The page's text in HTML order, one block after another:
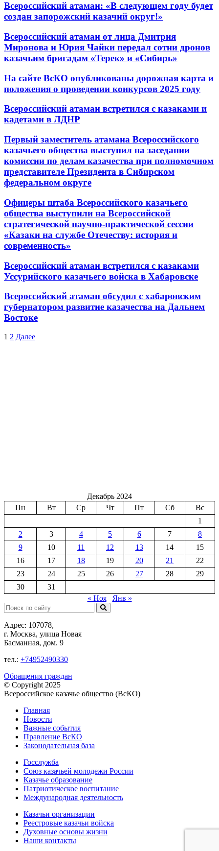
Всероссийский атаман: «В следующем году будет
создан запорожский казачий округ!»
Всероссийский атаман от лица Дмитрия
Миронова и Юрия Чайки передал сотни дронов
казачьим бригадам «Терек» и «Сибирь»
На сайте ВсКО опубликованы дорожная карта и
положения о проведении конкурсов 2025 году
Всероссийский атаман встретился с казаками и
кадетами в ЛДНР
Первый заместитель атамана Всероссийского
казачьего общества выступил на заседании
комиссии по делам казачества при полномочном
представителе Президента в Сибирском
федеральном округе
Офицеры штаба Всероссийского казачьего
общества выступили на Всероссийской
стратегической научно-практической сессии
«Казаки на службе Отечеству: история и
современность»
Всероссийский атаман встретился с казаками
Уссурийского казачьего войска в Хабаровске
Всероссийский атаман обсудил с хабаровским
губернатором развитие казачества на Дальнем
Востоке
1 2 Далее
Декабрь 2024
Пн
Вт Ср Чт Пт Сб
Вс
1
2
3 4 5 6 7
8
9
10 11 12 13 14
15
16
17 18 19 20 21
22
23
24 25 26 27 28
29
30
31
« Ноя
Янв »
Поиск:
Адрес: 107078,
г. Москва, улица Новая
Басманная, дом. 9
тел.: +74952490330
Обращения граждан
© Copyright 2025
Всероссийское казачье общество (ВсКО)
Главная
Новости
Важные события
Правление ВсКО
Законодательная база
Госслужба
Союз казачьей молодежи России
Казачье образование
Патриотическое воспитание
Международная деятельность
Казачьи организации
Реестровые казачьи войска
Духовные основы жизни
Наши контакты